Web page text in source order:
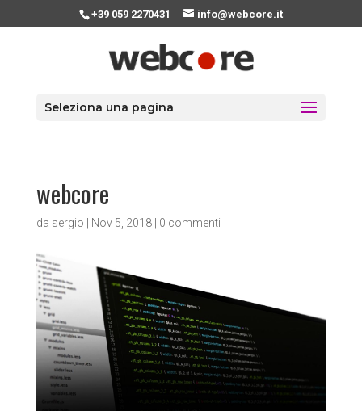
+39 059 2270431 info@webcore.it
Seleziona una pagina
webcore
da sergio Nov 5, 2018| 0 commenti